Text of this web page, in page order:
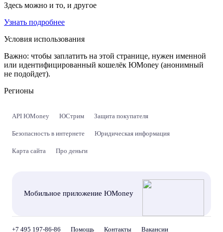
Здесь можно и то, и другое
Узнать подробнее
Условия использования
Важно: чтобы заплатить на этой странице, нужен именной
или идентифицированный кошелёк ЮMoney (анонимный
не подойдет).
Регионы
API ЮMoney ЮСтрим Защита покупателя
Безопасность в интернете Юридическая информация
Карта сайта Про деньги
Мобильное приложение ЮMoney
+7 495 197-86-86 Помощь Контакты Вакансии